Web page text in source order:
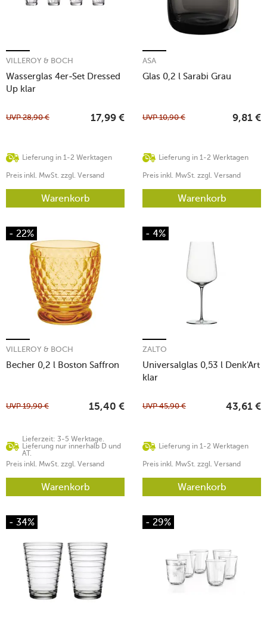
Wasserglas 4er-Set Dressed
Up klar
VILLEROY & BOCH
Lieferung in 1-2 Werktagen
UVP28,90 € 17,99 €
Preis inkl. MwSt. zzgl. Versand
Warenkorb
Glas 0,2 l Sarabi Grau
ASA
Lieferung in 1-2 Werktagen
UVP10,90 € 9,81 €
Preis inkl. MwSt. zzgl. Versand
Warenkorb
- 22%
Becher 0,2 l Boston Saffron
VILLEROY & BOCH
Lieferzeit: 3-5 Werktage.
Lieferung nur innerhalb D und
AT.
UVP19,90 € 15,40 €
Preis inkl. MwSt. zzgl. Versand
Warenkorb
- 4%
Universalglas 0,53 l Denk'Art
klar
ZALTO
Lieferung in 1-2 Werktagen
UVP45,90 € 43,61 €
Preis inkl. MwSt. zzgl. Versand
Warenkorb
- 34% - 29%